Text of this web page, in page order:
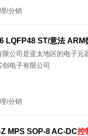
/分销
LQFP48 ST/意法 ARM
公司是亚太地区的电子元
电子有限公司
/分销
MPS SOP-8 AC-DC控